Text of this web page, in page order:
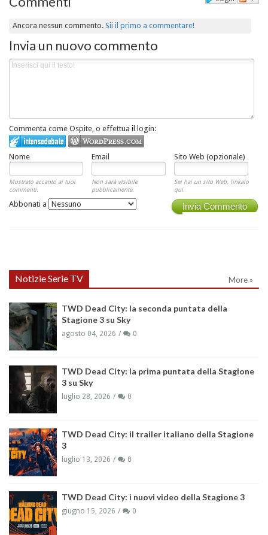
Ancora nessun commento.Sii il primo a commentare!
Invia un nuovo commento
Commenta come Ospite, o effettua il login:
Nome Email Sito Web (opzionale)
Mostrato accanto ai tuoi
commenti.
Non sarà visibile
pubblicamente.
Sei hai un sito Web, linkalo
qui.
Invia Commento
Abbonati a
Notizie Serie TV More »
TWD Dead City: la seconda puntata della
Stagione 3 su Sky
agosto 04, 2026 0
TWD Dead City: la prima puntata della Stagione
3 su Sky
luglio 28, 2026 0
TWD Dead City: il trailer italiano della Stagione
3
luglio 13, 2026 0
TWD Dead City: i nuovi video della Stagione 3
giugno 15, 2026 0